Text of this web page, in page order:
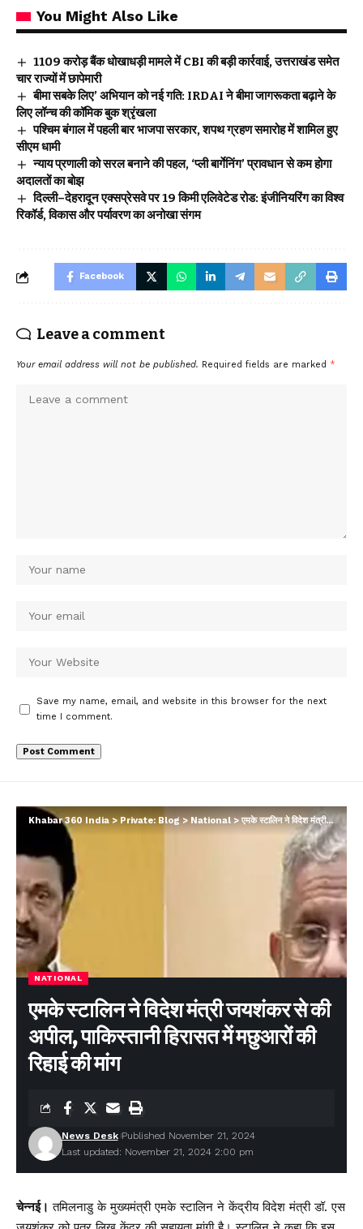
You Might Also Like
₹1109 करोड़ बैंक धोखाधड़ी मामले में CBI की बड़ी कार्रवाई, उत्तराखंड समेत
चार राज्यों में छापेमारी
बीमा सबके लिए’ अभियान को नई गति: IRDAI ने बीमा जागरूकता बढ़ाने के
लिए लॉन्च की कॉमिक बुक श्रृंखला
पश्चिम बंगाल में पहली बार भाजपा सरकार, शपथ ग्रहण समारोह में शामिल हुए
सीएम धामी
न्याय प्रणाली को सरल बनाने की पहल, ‘प्ली बार्गेनिंग’ प्रावधान से कम होगा
अदालतों का बोझ
दिल्ली–देहरादून एक्सप्रेसवे पर 19 किमी एलिवेटेड रोड: इंजीनियरिंग का विश्व
रिकॉर्ड, विकास और पर्यावरण का अनोखा संगम
Facebook
Leave a comment
Your email address will not be published. Required fields are marked *
Save my name, email, and website in this browser for the next
time I comment.
Khabar 360 India>Private: Blog>National>एमके स्टालिन ने विदेश मंत्री जयशंकर से की अपील, पाकिस्तानी हिरासत में मछुआरों की रिहाई की मांग
NATIONAL
एमके स्टालिन ने विदेश मंत्री जयशंकर से की
अपील, पाकिस्तानी हिरासत में मछुआरों की
रिहाई की मांग
Last updated: November 21, 2024 2:00 pm
News Desk Published November 21, 2024
चेन्नई। तमिलनाडु के मुख्यमंत्री एमके स्टालिन ने केंद्रीय विदेश मंत्री डॉ. एस